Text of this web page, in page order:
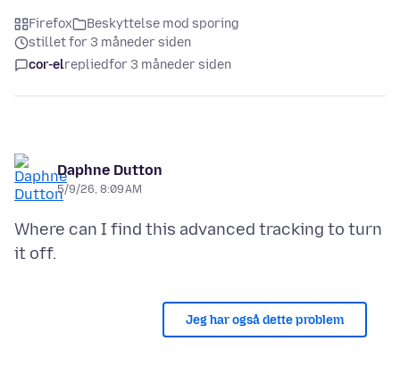
Firefox
Beskyttelse mod sporing
stillet for 3 måneder siden
cor-elrepliedfor 3 måneder siden
Daphne Dutton
5/9/26, 8:09 AM
Where can I find this advanced tracking to turn
Jeg har også dette problem